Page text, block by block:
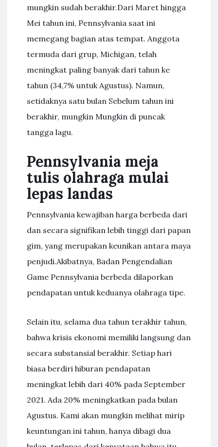
mungkin sudah berakhir.Dari Maret hingga
Mei tahun ini, Pennsylvania saat ini
memegang bagian atas tempat. Anggota
termuda dari grup, Michigan, telah
meningkat paling banyak dari tahun ke
tahun (34,7% untuk Agustus). Namun,
setidaknya satu bulan Sebelum tahun ini
berakhir, mungkin Mungkin di puncak
tangga lagu.
Pennsylvania meja
tulis olahraga mulai
lepas landas
Pennsylvania kewajiban harga berbeda dari
dan secara signifikan lebih tinggi dari papan
gim, yang merupakan keunikan antara maya
penjudi.Akibatnya, Badan Pengendalian
Game Pennsylvania berbeda dilaporkan
pendapatan untuk keduanya olahraga tipe.
Selain itu, selama dua tahun terakhir tahun,
bahwa krisis ekonomi memiliki langsung dan
secara substansial berakhir. Setiap hari
biasa berdiri hiburan pendapatan
meningkat lebih dari 40% pada September
2021. Ada 20% meningkatkan pada bulan
Agustus. Kami akan mungkin melihat mirip
keuntungan ini tahun, hanya dibagi dua